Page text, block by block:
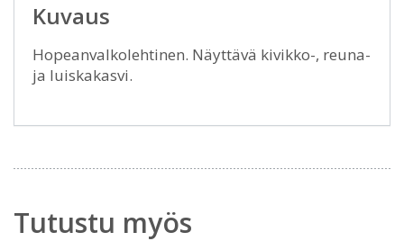
Kuvaus
Hopeanvalkolehtinen. Näyttävä kivikko-, reuna-
ja luiskakasvi.
Tutustu myös